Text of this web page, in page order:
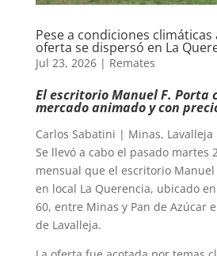
Pese a condiciones climáticas
oferta se dispersó en La
Jul 23, 2026| Remates
El escritorio Manuel F. Porta
mercado animado y con
Carlos Sabatini | Minas, Lavalleja
Se llevó a cabo el pasado martes
mensual que el escritorio Manuel
en local La Querencia, ubicado
60, entre Minas y Pan de Azúcar
de Lavalleja.